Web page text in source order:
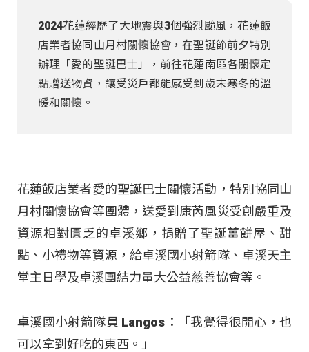
2024花蓮經歷了大地震與3個強烈颱風，花蓮飯
店業者協同山月村關懷協會，在聖誕節前夕特別
辦理「愛的聖誕巴士」，前往花蓮南區各關懷定
點贈送物資，讓受災戶都能感受到歲末寒冬的溫
暖和關懷。
花蓮飯店業者愛的聖誕巴士關懷活動，特別協同山
月村關懷協會等團體，送愛到康芮風災受創嚴重及
資源相對匱乏的卓溪鄉，捐贈了聖誕薑餅屋、甜
點、小禮物等資源，給卓溪國小射箭隊、卓溪天主
堂主日學及卓溪團結力量大公益慈善協會等。
卓溪國小射箭隊員 Langos：「我覺得很開心，也
可以拿到好吃的東西。」